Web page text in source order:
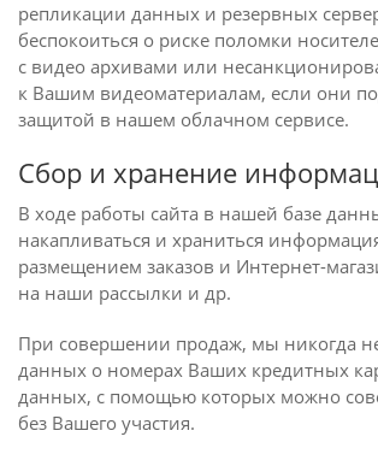
репликации данных и резервных
беспокоиться о риске поломки
с видео архивами или
к Вашим видеоматериалам, если они
защитой в нашем облачном сервисе.
Сбор и хранение
В ходе работы сайта в нашей базе
накапливаться и храниться
размещением заказов и Интернет-
на наши рассылки и др.
При совершении продаж, мы никогда
данных о номерах Ваших кредитных
данных, с помощью которых можно
без Вашего участия.